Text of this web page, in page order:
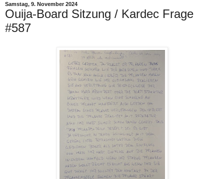
Samstag, 9. November 2024
Ouija-Board Sitzung / Kardec Frage
#587